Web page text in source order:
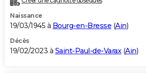
Naissance
19/03/1945 à Bourg-en-Bresse (Ain)
Décès
19/02/2023 à Saint-Paul-de-Varax(Ain)